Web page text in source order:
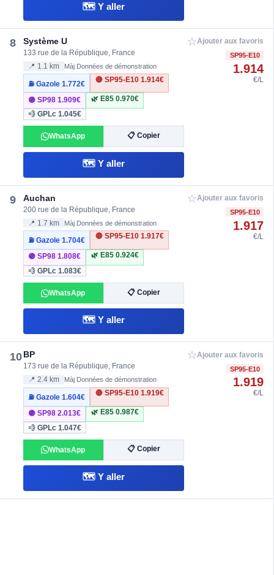
🗺️ Y aller
8 Système U
133 rue de la République, France
📍 1.1 km Màj Données de démonstration
⛽ Gazole1.772€
🔴 SP95-E10 1.914€
🟣 SP981.909€ 🌿 E85 0.970€
💨 GPLc1.045€
WhatsApp 📋 Copier
🗺️ Y aller
☆Ajouter aux favoris
SP95-E10
1.914
€/L
9 Auchan
200 rue de la République, France
📍 1.7 km Màj Données de démonstration
⛽ Gazole1.704€
🔴 SP95-E10 1.917€
🟣 SP981.808€ 🌿 E85 0.924€
💨 GPLc1.083€
WhatsApp 📋 Copier
🗺️ Y aller
☆Ajouter aux favoris
SP95-E10
1.917
€/L
10BP
173 rue de la République, France
📍 2.4 km Màj Données de démonstration
⛽ Gazole1.604€
🔴 SP95-E10 1.919€
🟣 SP982.013€ 🌿 E85 0.987€
💨 GPLc1.047€
WhatsApp 📋 Copier
🗺️ Y aller
☆Ajouter aux favoris
SP95-E10
1.919
€/L